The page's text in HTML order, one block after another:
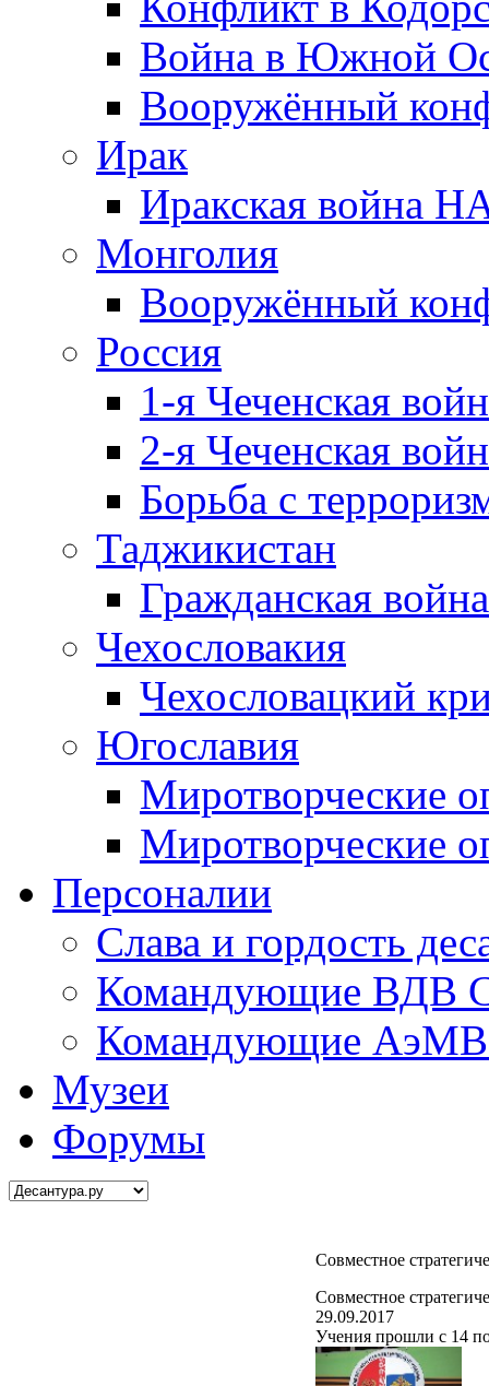
Война в Южной
Вооружённый
Ирак
Иракская война
Монголия
Вооружённый
Россия
1-я Чеченская
2-я Чеченская
Борьба с
Таджикистан
Гражданская
Чехословакия
Чехословацкий
Югославия
Миротворческие
Миротворческие
Персоналии
Слава и гордость
Командующие ВДВ
Командующие АэМВ
Музеи
Форумы
Совместное
Совместное
29.09.2017
Учения прошли с 14